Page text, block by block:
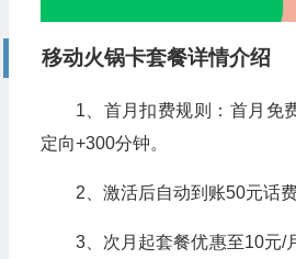
移动火锅卡套餐详情介绍
1、首月扣费规则：首月免
定向+300分钟。
2、激活后自动到账50元话费
3、次月起套餐优惠至10元/